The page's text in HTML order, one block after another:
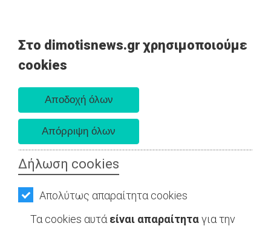
Στο dimotisnews.gr χρησιμοποιούμε
cookies
Δήλωση cookies
Απολύτως απαραίτητα cookies
Τα cookies αυτά είναι απαραίτηταγια την
AΡΧΙΚΗ
ΕΙΔΗΣΕΙΣ
ΠΟΛΙΤΙΚΗ
ΤΟΠΙΚΗ
ΑΥΤΟΔΙΟΙΚΗΣΗ
ΟΙΚΟΝΟΜΙΑ
ΑΘΛΗΤΙΣΜΟΣ
ΚΑΤΟΙΚΙΔΙΟ - Ανατολική Αττική